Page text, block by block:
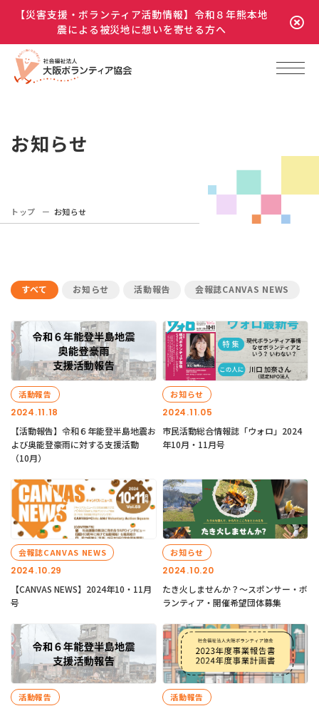
【災害支援・ボランティア活動情報】令和８年熊本地
震による被災地に想いを寄せる方へ
お知らせ
トップ お知らせ
すべて お知らせ 活動報告 会報誌CANVAS NEWS
2024.11.18
活動報告
【活動報告】令和６年能登半島地震お
よび奥能登豪雨に対する支援活動
（10月）
2024.11.05
お知らせ
市民活動総合情報誌「ウォロ」2024
年10月・11月号
2024.10.29
会報誌CANVAS NEWS
【CANVAS NEWS】2024年10・11月
号
2024.10.20
お知らせ
たき火しませんか？～スポンサー・ボ
ランティア・開催希望団体募集
活動報告 活動報告